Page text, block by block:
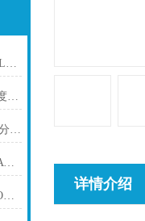
池田屋精品 TORAY东丽浓度计LC-750L产品介绍技术参数
RF-400-01半导体氧化锆式氧浓度计TORAY东丽
TORAY东丽 液晶设备氧化锆氧分析仪 LC-450D
LC-860高性能氧量分析仪 TORAY东丽
RF-400-01氧化锆氧气分析仪 TORAY东丽
详情介绍